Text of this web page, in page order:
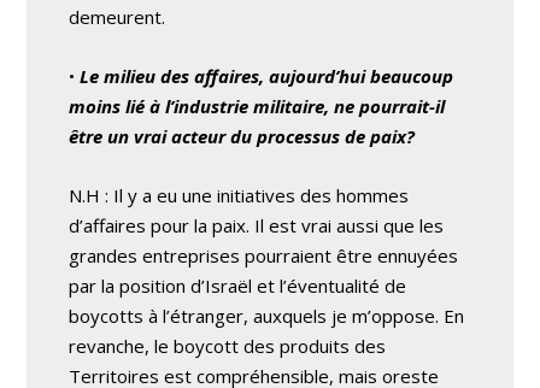
demeurent.
•Le milieu des affaires, aujourd’hui beaucoup
moins lié à l’industrie militaire, ne pourrait-il
être un vrai acteur du processus de paix?
N.H : Il y a eu une initiatives des hommes
d’affaires pour la paix. Il est vrai aussi que les
grandes entreprises pourraient être ennuyées
par la position d’Israël et l’éventualité de
boycotts à l’étranger, auxquels je m’oppose. En
revanche, le boycott des produits des
Territoires est compréhensible, mais oreste